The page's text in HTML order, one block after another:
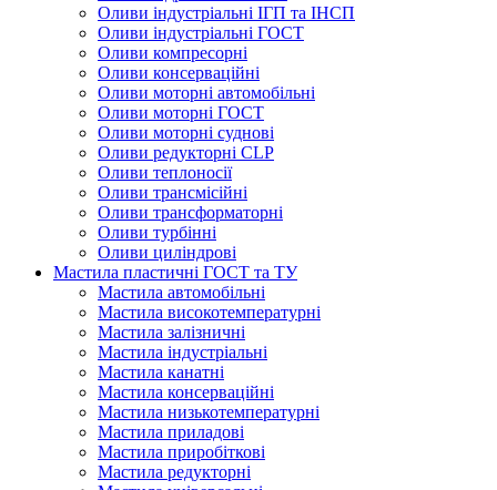
Оливи індустріальні ІГП та ІНСП
Оливи індустріальні ГОСТ
Оливи компресорні
Оливи консерваційні
Оливи моторні автомобільні
Оливи моторні ГОСТ
Оливи моторні суднові
Оливи редукторні CLP
Оливи теплоносії
Оливи трансмісійні
Оливи трансформаторні
Оливи турбінні
Оливи циліндрові
Мастила пластичні ГОСТ та ТУ
Мастила автомобільні
Мастила високотемпературні
Мастила залізничні
Мастила індустріальні
Мастила канатні
Мастила консерваційні
Мастила низькотемпературні
Мастила приладові
Мастила приробіткові
Мастила редукторні